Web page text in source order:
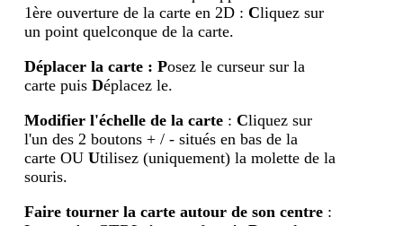
1ère ouverture de la carte en 2D :Cliquez sur
un point quelconque de la carte.
Déplacer la carte : Posez le curseur sur la
carte puisDéplacez le.
Modifier l'échelle de la carte :Cliquez sur
l'un des 2 boutons + / - situés en bas de la
carte OUUtilisez (uniquement) la molette de la
souris.
Faire tourner la carte autour de son centre :